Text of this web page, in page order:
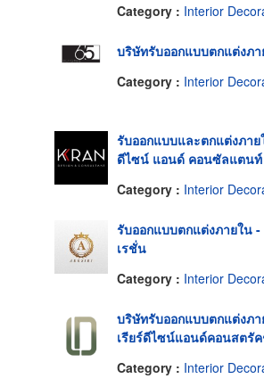
Category : Interior
บริษัทรับออกแบบตกแต่งภ
Category : Interior
รับออกแบบและตกแต่งภา
ดีไซน์ แอนด์ คอนซัลแตนท์
Category : Interior
รับออกแบบตกแต่งภายใน -
เรชั่น
Category : Interior
บริษัทรับออกแบบตกแต่งภ
เรียร์ดีไซน์แอนด์คอนสตรั
Category : Interior